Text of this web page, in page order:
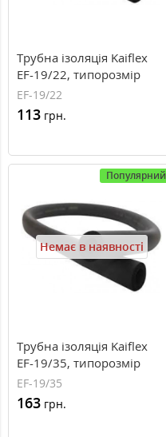
Трубна ізоляція Kaiflex
EF-19/22, типорозмір
19/22 мм
EF-19/22
113 грн.
Популярний
Немає в наявності
Трубна ізоляція Kaiflex
EF-19/35, типорозмір
19/35 мм
EF-19/35
163 грн.